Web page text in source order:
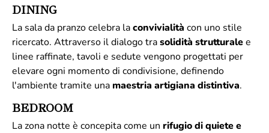
DINING
La sala da pranzo celebra laconvivialità con uno stile
ricercato. Attraverso il dialogo trasolidità strutturalee
linee raffinate, tavoli e sedute vengono progettati per
elevare ogni momento di condivisione, definendo
l'ambiente tramite una maestria artigiana distintiva.
BEDROOM
La zona notte è concepita come un rifugio di quiete e